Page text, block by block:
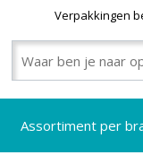
Verpakkingen
Assortiment per